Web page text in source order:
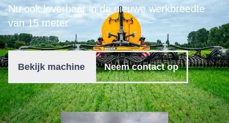
Nu ook leverbaar in de nieuwe werkbreedte
van 15 meter
Bekijk machine Neem contact op